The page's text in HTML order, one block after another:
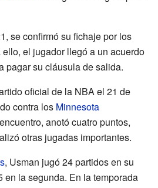
se confirmó su fichaje por los
ello, el jugador llegó a un acuerdo
pagar su cláusula de salida.
oficial de la NBA el 21 de
contra los Minnesota
anotó cuatro puntos,
otras jugadas importantes.
, Usman jugó 24 partidos en su
en la segunda. En la temporada